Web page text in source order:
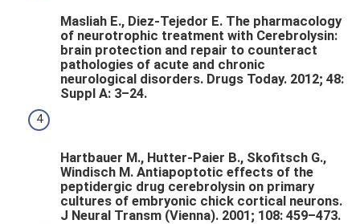
Masliah E., Diez-Tejedor E. The pharmacology
of neurotrophic treatment with Cerebrolysin:
brain protection and repair to counteract
pathologies of acute and chronic
neurological disorders. Drugs Today. 2012; 48:
Suppl A: 3–24.
Hartbauer M., Hutter-Paier B., Skofitsch G.,
Windisch M. Antiapoptotic effects of the
peptidergic drug cerebrolysin on primary
cultures of embryonic chick cortical neurons.
J Neural Transm (Vienna). 2001; 108: 459–473.